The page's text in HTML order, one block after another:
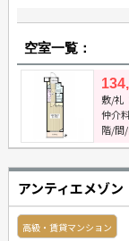
空室一覧：
敷/礼
仲介
階/間
アンティエメゾン
高級・賃貸マンション